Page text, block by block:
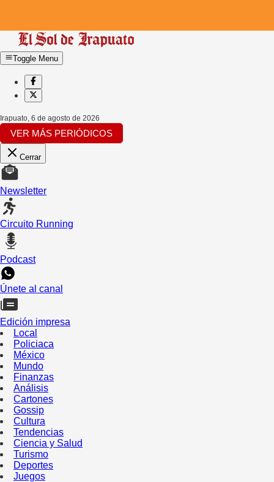
Toggle Menu
Irapuato, 6 de agosto de 2026
VER MÁS PERIÓDICOS
Cerrar
Newsletter
Circuito Running
Podcast
Únete al canal
Edición impresa
Local
Policiaca
México
Mundo
Finanzas
Análisis
Cartones
Gossip
Cultura
Tendencias
Ciencia y Salud
Turismo
Deportes
Juegos